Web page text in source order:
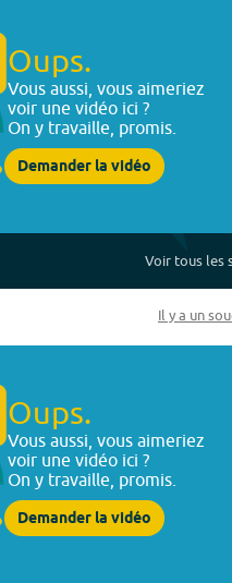
Oups.
Vous aussi, vous aimeriez
voir une vidéo ici ?
On y travaille, promis.
Demander la vidéo
Voir tous les
Il y a un
Oups.
Vous aussi, vous aimeriez
voir une vidéo ici ?
On y travaille, promis.
Demander la vidéo